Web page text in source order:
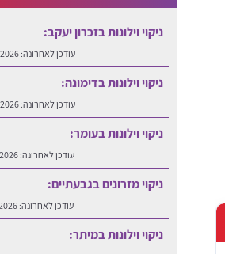
ניקוי וילונות בזכרון יעקב:
עודכן לאחרונה:05/08/
ניקוי וילונות בדימונה:
עודכן לאחרונה:05/08/
ניקוי וילונות בעומר:
עודכן לאחרונה:29/07/
ניקוי מזרונים בגבעתיים:
עודכן לאחרונה:16/07/
ניקוי וילונות במיתר: